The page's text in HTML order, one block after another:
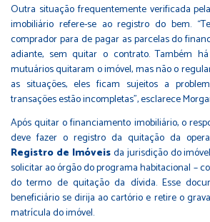
Outra situação frequentemente verificada
imobiliário refere-se ao registro do bem.
comprador para de pagar as parcelas do
adiante, sem quitar o contrato. Também
mutuários quitaram o imóvel, mas não o
as situações, eles ficam sujeitos a
transações estão incompletas”, esclarece
Após quitar o financiamento imobiliário, o
deve fazer o registro da quitação da
Registro de Imóveisda jurisdição do
solicitar ao órgão do programa habitacional –
do termo de quitação da dívida. Esse
beneficiário se dirija ao cartório e retire o
matrícula do imóvel.